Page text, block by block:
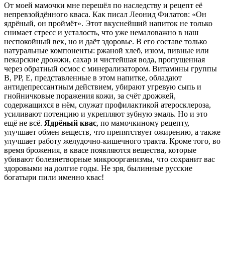
От моей мамочки мне перешёл по наследству и рецепт её
непревзойдённого кваса. Как писал Леонид Филатов: «Он
ядрёный, он проймёт». Этот вкуснейший напиток не только
снимает стресс и усталость, что уже немаловажно в наш
неспокойный век, но и даёт здоровье. В его составе только
натуральные компоненты: ржаной хлеб, изюм, пивные или
пекарские дрожжи, сахар и чистейшая вода, пропущенная
через обратный осмос с минерализатором. Витамины группы
В, РР, Е, представленные в этом напитке, обладают
антидепрессантным действием, убирают угревую сыпь и
гнойничковые поражения кожи, за счёт дрожжей,
содержащихся в нём, служат профилактикой атеросклероза,
усиливают потенцию и укрепляют зубную эмаль. Но и это
ещё не всё. Ядрёный квас, по мамочкиному рецепту,
улучшает обмен веществ, что препятствует ожирению, а также
улучшает работу желудочно-кишечного тракта. Кроме того, во
время брожения, в квасе появляются вещества, которые
убивают болезнетворные микроорганизмы, что сохранит вас
здоровыми на долгие годы. Не зря, былинные русские
богатыри пили именно квас!